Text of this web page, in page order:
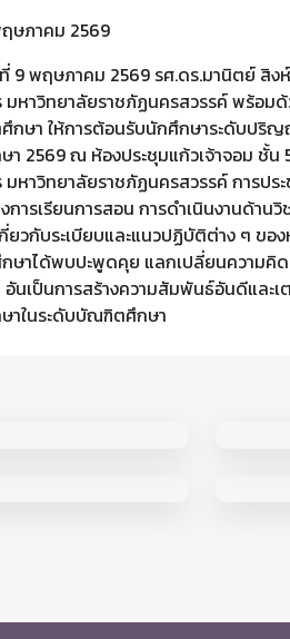
ษภาคม 2569
9 พฤษภาคม 2569 รศ.ดร.มานิตย์ สิ
มหาวิทยาลัยราชภัฏนครสวรรค์ พร้อม
ษา ให้การต้อนรับนักศึกษาระดับปริญ
า 2569 ณ ห้องประชุมแก้วเจ้าจอม ชั้น
มหาวิทยาลัยราชภัฏนครสวรรค์ การป
การเรียนการสอน การดำเนินงานด้าน
กี่ยวกับระเบียบและแนวปฏิบัติต่าง ๆ ข
ษาได้พบปะพูดคุย แลกเปลี่ยนความคิ
อันเป็นการสร้างความสัมพันธ์อันดีและ
าในระดับบัณฑิตศึกษา